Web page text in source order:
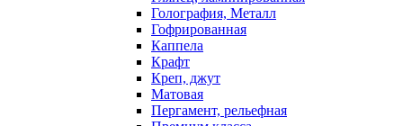
Голография, Металл
Гофрированная
Каппела
Крафт
Креп, джут
Матовая
Пергамент, рельефная